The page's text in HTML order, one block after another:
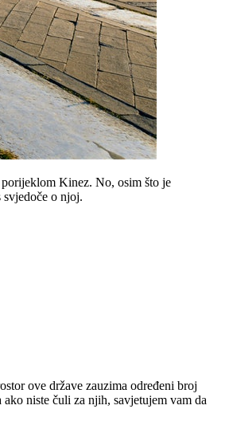
Kinez. No, osim što je
o njoj.
ove države zauzima određeni broj
niste čuli za njih, savjetujem vam da